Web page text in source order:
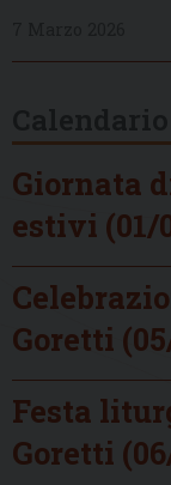
Giornata
estivi (01/
Goretti
Festa
Goretti